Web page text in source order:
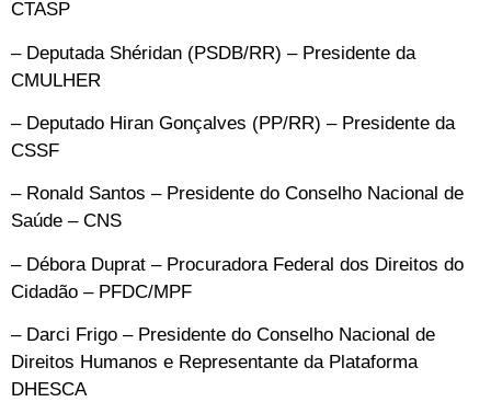
CTASP
– Deputada Shéridan (PSDB/RR) – Presidente da
CMULHER
– Deputado Hiran Gonçalves (PP/RR) – Presidente da
CSSF
– Ronald Santos – Presidente do Conselho Nacional de
Saúde – CNS
– Débora Duprat – Procuradora Federal dos Direitos do
Cidadão – PFDC/MPF
– Darci Frigo – Presidente do Conselho Nacional de
Direitos Humanos e Representante da Plataforma
DHESCA